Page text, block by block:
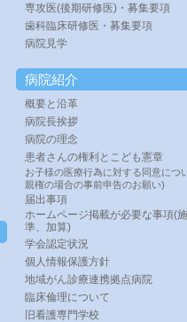
専攻医(後期研修医)・募集要項
歯科臨床研修医・募集要項
病院見学
病院紹介
概要と沿革
病院長挨拶
病院の理念
患者さんの権利とこども憲章
お子様の医療行為に対する同意につ
親権の場合の事前申告のお願い)
届出事項
ホームページ掲載が必要な事項(
準、加算)
学会認定状況
個人情報保護方針
地域がん診療連携拠点病院
臨床倫理について
旧看護専門学校